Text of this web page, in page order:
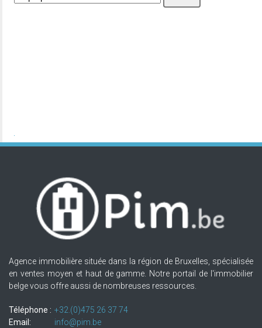
Agence immobilière située dans la région de Bruxelles, spécialisée
en ventes moyen et haut de gamme. Notre portail de l'immobilier
belge vous offre aussi de nombreuses ressources.
Téléphone : +32.(0)475 26 37 74
Email:
info@pim.be